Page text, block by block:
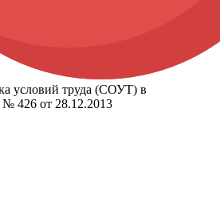
условий труда (СОУТ) в
№ 426 от 28.12.2013